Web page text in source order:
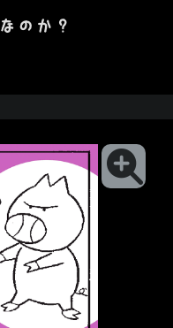
なのか？